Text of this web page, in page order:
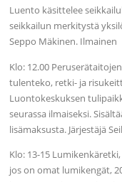
Luento käsittelee
seikkailun merkitystä
Seppo Mäkinen. Ilmainen
Klo: 12.00
tulenteko, retki- ja
Luontokeskuksen
seurassa ilmaiseksi.
lisämaksusta. Järjestäjä
Klo: 13-15
jos on omat lumikengät,